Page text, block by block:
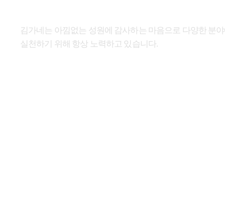
김가네는 아낌없는 성원에 감사하는 마음으로 다양한 분
실천하기 위해 항상 노력하고 있습니다.